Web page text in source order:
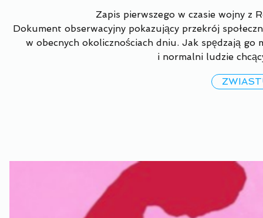
Zapis pierwszego w czasie wojny z
Dokument obserwacyjny pokazujący przekrój
w obecnych okolicznościach dniu. Jak spędzają go
i normalni ludzie